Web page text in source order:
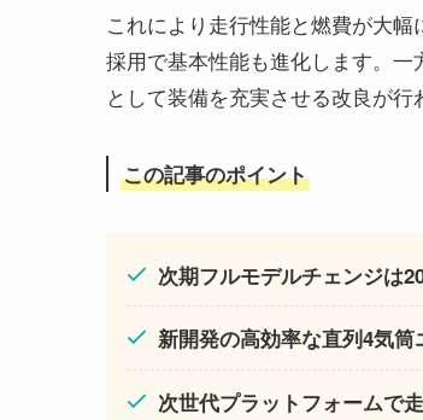
これにより走行性能と燃費が大
採用で基本性能も進化します。
として装備を充実させる改良が行
この記事のポイント
次期フルモデルチェンジは
新開発の高効率な直列4気筒
次世代プラットフォームで